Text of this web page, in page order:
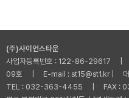
(주)사이언스타운
사업자등록번호 : 122-86-29617 |
09호 | E-mail : st15@st1.kr | 대
TEL : 032-363-4455 | FAX :